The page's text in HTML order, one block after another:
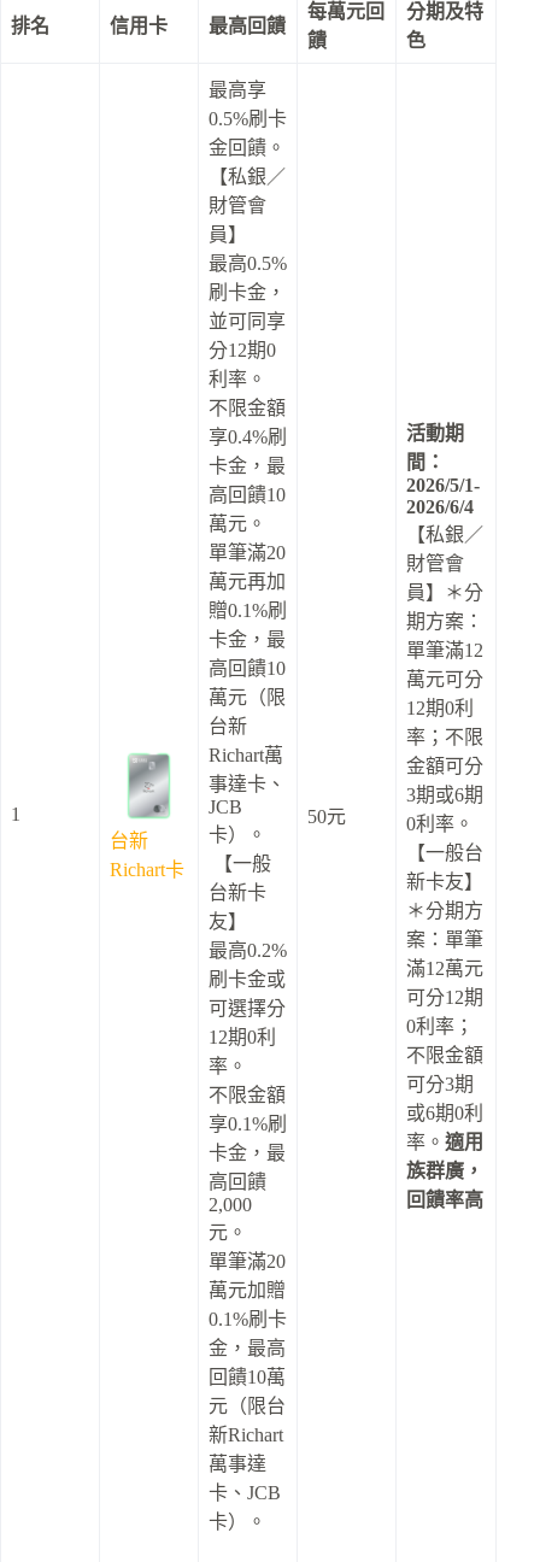
排名 信用卡 最高回饋
每萬元回
饋
分期及特
色
1
台新
Richart卡
最高享
0.5%刷卡
金回饋。
【私銀／
財管會
員】
最高0.5%
刷卡金，
並可同享
分12期0
利率。
不限金額
享0.4%刷
卡金，最
高回饋10
萬元。
單筆滿20
萬元再加
贈0.1%刷
卡金，最
高回饋10
萬元（限
台新
Richart萬
事達卡、
JCB
卡）。
【一般
台新卡
友】
最高0.2%
刷卡金或
可選擇分
12期0利
率。
不限金額
享0.1%刷
卡金，最
高回饋
2,000
元。
單筆滿20
萬元加贈
0.1%刷卡
金，最高
回饋10萬
元（限台
新Richart
萬事達
卡、JCB
卡）。
50元
活動期
間：
2026/5/1-
2026/6/4
【私銀／
財管會
員】＊分
期方案：
單筆滿12
萬元可分
12期0利
率；不限
金額可分
3期或6期
0利率。
【一般台
新卡友】
＊分期方
案：單筆
滿12萬元
可分12期
0利率；
不限金額
可分3期
或6期0利
率。 適用
族群廣，
回饋率高